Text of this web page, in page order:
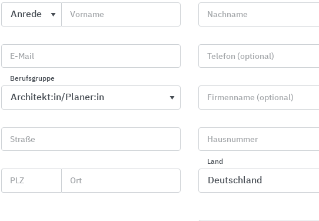
Vorname Nachname
E-Mail Telefon (optional)
Berufsgruppe
Firmenname (optional)
Straße Hausnummer
PLZ Ort
Land